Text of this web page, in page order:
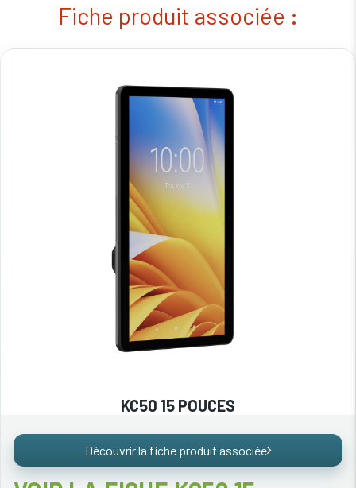
Fiche produit associée :
KC50 15 POUCES
Découvrir la fiche produit associée